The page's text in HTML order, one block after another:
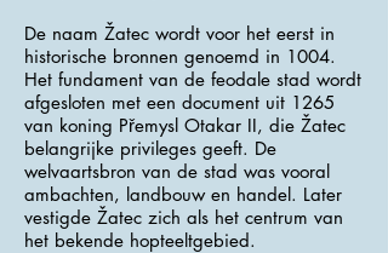
De naam Žatec wordt voor het eerst in
historische bronnen genoemd in 1004.
Het fundament van de feodale stad wordt
afgesloten met een document uit 1265
van koning Přemysl Otakar II, die Žatec
belangrijke privileges geeft. De
welvaartsbron van de stad was vooral
ambachten, landbouw en handel. Later
vestigde Žatec zich als het centrum van
het bekende hopteeltgebied.